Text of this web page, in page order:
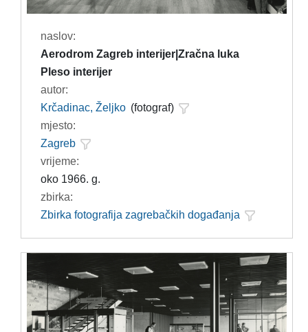
naslov:
Aerodrom Zagreb interijer|Zračna luka
Pleso interijer
autor:
Krčadinac, Željko (fotograf)
mjesto:
Zagreb
vrijeme:
oko 1966. g.
zbirka:
Zbirka fotografija zagrebačkih događanja